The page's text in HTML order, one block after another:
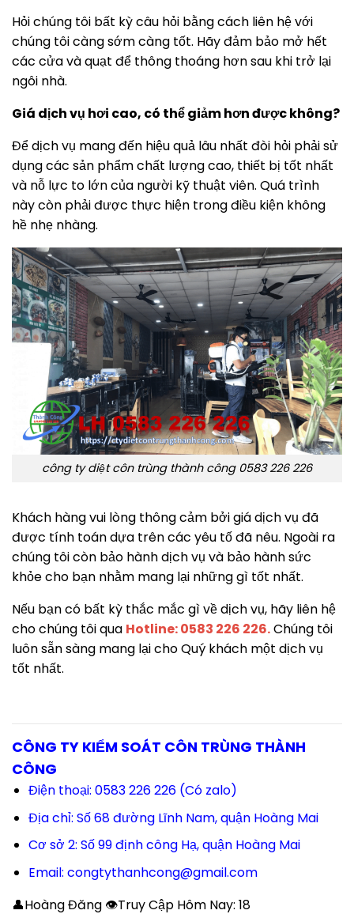
Hỏi chúng tôi bất kỳ câu hỏi bằng cách liên hệ với
chúng tôi càng sớm càng tốt. Hãy đảm bảo mở hết
các cửa và quạt để thông thoáng hơn sau khi trở lại
ngôi nhà.
Giá dịch vụ hơi cao, có thể giảm hơn được không?
Để dịch vụ mang đến hiệu quả lâu nhất đòi hỏi phải sử
dụng các sản phẩm chất lượng cao, thiết bị tốt nhất
và nỗ lực to lớn của người kỹ thuật viên. Quá trình
này còn phải được thực hiện trong điều kiện không
hề nhẹ nhàng.
công ty diệt côn trùng thành công 0583 226 226
Khách hàng vui lòng thông cảm bởi giá dịch vụ đã
được tính toán dựa trên các yêu tố đã nêu. Ngoài ra
chúng tôi còn bảo hành dịch vụ và bảo hành sức
khỏe cho bạn nhằm mang lại những gì tốt nhất.
Nếu bạn có bất kỳ thắc mắc gì về dịch vụ, hãy liên hệ
cho chúng tôi qua Hotline: 0583 226 226.Chúng tôi
luôn sẵn sàng mang lại cho Quý khách một dịch vụ
tốt nhất.
CÔNG TY KIỂM SOÁT CÔN TRÙNG THÀNH
CÔNG
Điện thoại: 0583 226 226 (Có zalo)
Địa chỉ: Số 68 đường Lĩnh Nam, quận Hoàng Mai
Cơ sở 2: Số 99 định công Hạ, quận Hoàng Mai
Email: congtythanhcong@gmail.com
👤Hoàng Đăng 👁Truy Cập Hôm Nay: 18